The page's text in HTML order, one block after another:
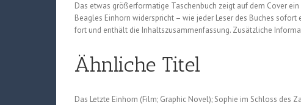
Das etwas größerformatige Taschenbuch zeigt auf dem Cover
Beagles Einhorn widerspricht – wie jeder Leser des Buches
fort und enthält die Inhaltszusammenfassung. Zusätzliche
Ähnliche Titel
Das Letzte Einhorn (Film; Graphic Novel); Sophie im Schloss des